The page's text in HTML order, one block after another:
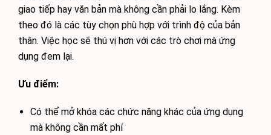
giao tiếp hay văn bản mà không cần phải lo lắng. Kèm
theo đó là các tùy chọn phù hợp với trình độ của bản
thân. Việc học sẽ thú vị hơn với các trò chơi mà ứng
dụng đem lại.
Ưu điểm:
Có thể mở khóa các chức năng khác của ứng dụng
mà không cần mất phí